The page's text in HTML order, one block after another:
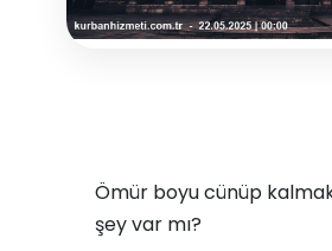
Ömür boyu cünüp
şey var mı?